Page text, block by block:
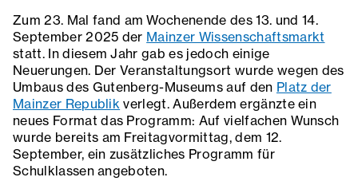
Zum 23. Mal fand am Wochenende des 13. und 14.
September 2025 der Mainzer Wissenschaftsmarkt
statt. In diesem Jahr gab es jedoch einige
Neuerungen. Der Veranstaltungsort wurde wegen des
Umbaus des Gutenberg-Museums auf den Platz der
Mainzer Republik verlegt. Außerdem ergänzte ein
neues Format das Programm: Auf vielfachen Wunsch
wurde bereits am Freitagvormittag, dem 12.
September, ein zusätzliches Programm für
Schulklassen angeboten.